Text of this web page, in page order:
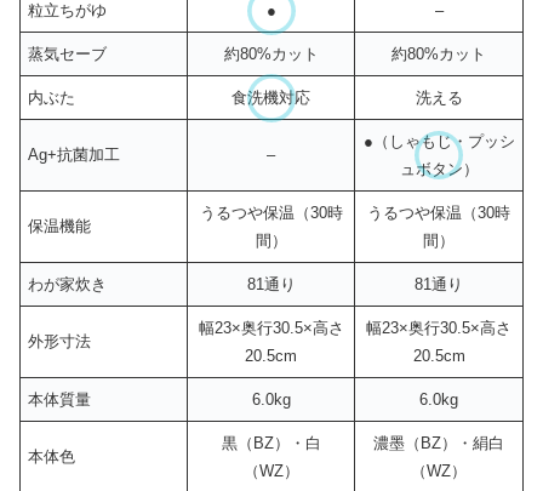
粒立ちがゆ ● –
蒸気セーブ 約80%カット 約80%カット
内ぶた 食洗機対応 洗える
Ag+抗菌加工 –
●（しゃもじ・プッシ
ュボタン）
保温機能
うるつや保温（30時
間）
うるつや保温（30時
間）
わが家炊き 81通り 81通り
外形寸法
幅23×奥行30.5×高さ
20.5cm
幅23×奥行30.5×高さ
20.5cm
本体質量 6.0kg 6.0kg
本体色
黒（BZ）・白
（WZ）
濃墨（BZ）・絹白
（WZ）